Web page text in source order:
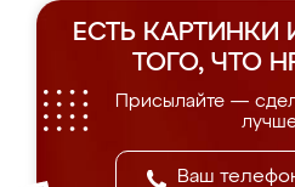
ЕСТЬ КАРТИНКИ
ТОГО, ЧТО
Присылайте —